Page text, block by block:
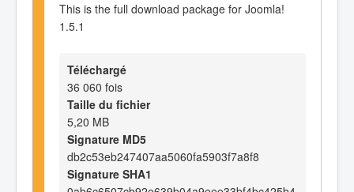
This is the full download package for Joomla!
1.5.1
Téléchargé
36 060 fois
Taille du fichier
5,20 MB
Signature MD5
db2c53eb247407aa5060fa5903f7a8f8
Signature SHA1